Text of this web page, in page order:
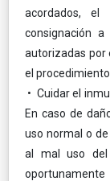
acordados, el
consignación
autorizadas por
el
• Cuidar el
En caso de
uso normal o
al mal uso